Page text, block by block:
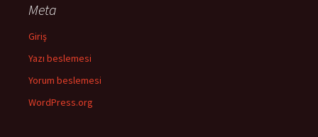
Meta
Giriş
Yazı beslemesi
Yorum beslemesi
WordPress.org